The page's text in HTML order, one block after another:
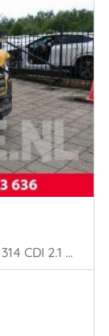
Sprinter 3,5t (907.6/910.6), Van, 2018 314 CDI 2.1 D RWD